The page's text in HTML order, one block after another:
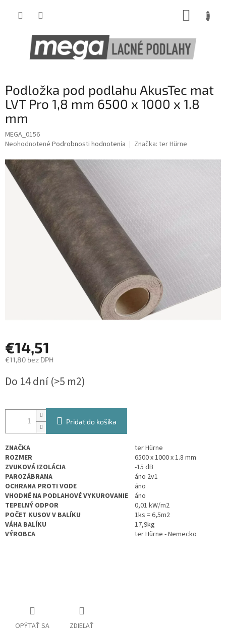
Podložka pod podlahu AkusTec mat
LVT Pro 1,8 mm 6500 x 1000 x 1.8
mm
MEGA_0156
Priemerné
produktu
je
hviezdičiek.
Neohodnotené Podrobnosti hodnotenia Značka: ter Hürne
€14,51
€11,80 bez DPH
cena:
Do 14 dní(>5 m2)
Pridať do košíka
ZNAČKA
ter Hürne
ROZMER
6500 x 1000 x 1.8 mm
ZVUKOVÁ IZOLÁCIA
-15 dB
PAROZÁBRANA
áno 2v1
OCHRANA PROTI VODE
áno
VHODNÉ NA PODLAHOVÉ VYKUROVANIE
áno
TEPELNÝ ODPOR
0,01 kW/m2
POČET KUSOV V BALÍKU
1ks = 6,5m2
VÁHA BALÍKU
17,9kg
VÝROBCA
ter Hürne - Nemecko
OPÝTAŤ SA ZDIEĽAŤ